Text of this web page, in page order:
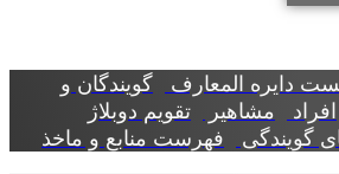
المعارف گویندگان و
مشاهیر تقویم دوبلاژ
فهرست منابع و ماخذ